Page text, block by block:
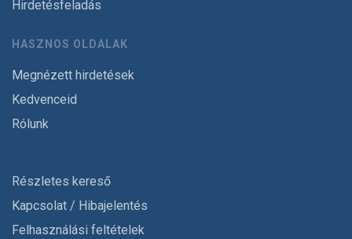
Hirdetésfeladás
HASZNOS OLDALAK
Megnézett hirdetések
Kedvenceid
Rólunk
Részletes kereső
Kapcsolat / Hibajelentés
Felhasználási feltételek